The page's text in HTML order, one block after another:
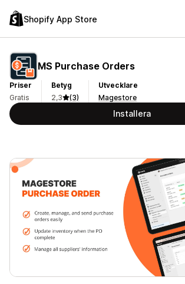
Shopify App Store
MS Purchase Orders
Priser
Gratis
Betyg
2,3
(3)
Utvecklare
Magestore
Installera